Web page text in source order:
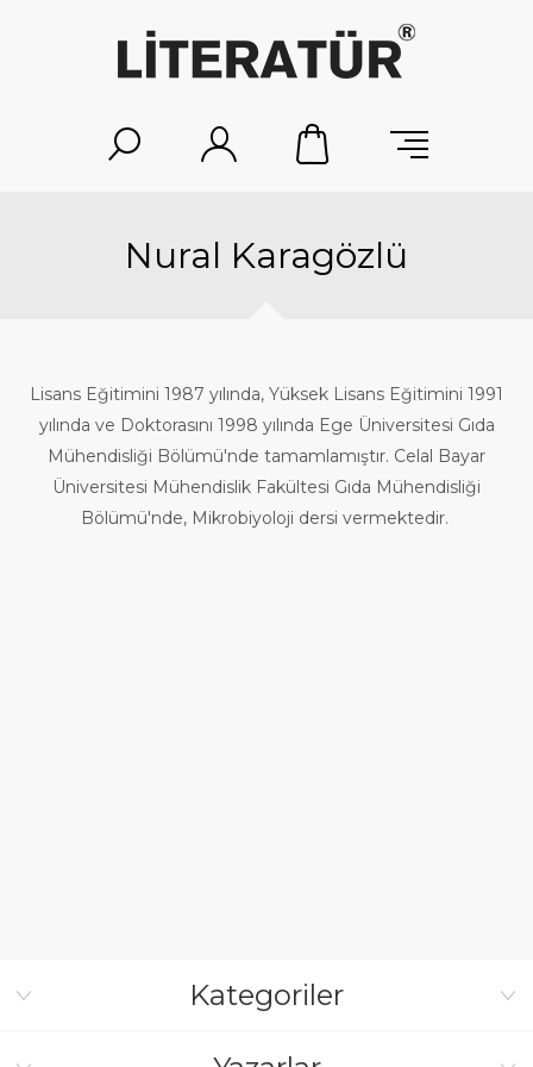
Nural Karagözlü
Lisans Eğitimini 1987 yılında, Yüksek Lisans Eğitimini 1991
yılında ve Doktorasını 1998 yılında Ege Üniversitesi Gıda
Mühendisliği Bölümü'nde tamamlamıştır. Celal Bayar
Üniversitesi Mühendislik Fakültesi Gıda Mühendisliği
Bölümü'nde, Mikrobiyoloji dersi vermektedir.
Kategoriler